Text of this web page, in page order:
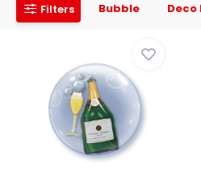
Filters Bubble Deco